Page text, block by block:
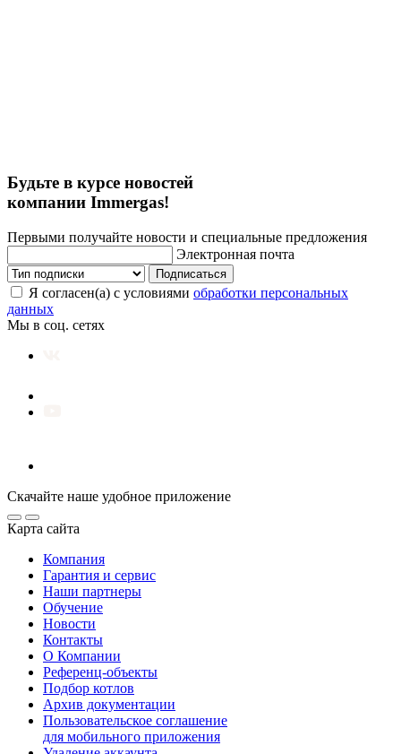
Будьте в курсе новостей
компании Immergas!
Первыми получайте новости и специальные предложения
Электронная почта
Подписаться
Я согласен(а) с условиями обработки персональных
данных
Мы в соц. сетях
Скачайте наше удобное приложение
Карта сайта
Компания
Гарантия и сервис
Наши партнеры
Обучение
Новости
Контакты
О Компании
Референц-объекты
Подбор котлов
Архив документации
Пользовательское соглашение
для мобильного приложения